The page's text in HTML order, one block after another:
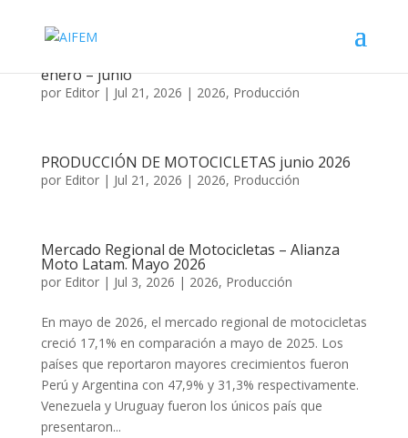
enero – junio
por Editor| Jul 21, 2026 | 2026, Producción
PRODUCCIÓN DE MOTOCICLETAS junio 2026
por Editor| Jul 21, 2026 | 2026, Producción
Mercado Regional de Motocicletas – Alianza
Moto Latam. Mayo 2026
por Editor| Jul 3, 2026 | 2026, Producción
En mayo de 2026, el mercado regional de motocicletas
creció 17,1% en comparación a mayo de 2025. Los
países que reportaron mayores crecimientos fueron
Perú y Argentina con 47,9% y 31,3% respectivamente.
Venezuela y Uruguay fueron los únicos país que
presentaron...